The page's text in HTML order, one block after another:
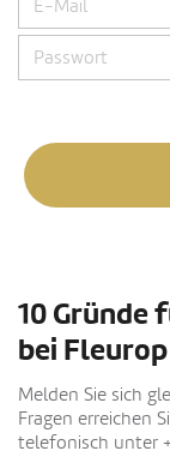
10 Gründe
bei Fleurop
Melden Sie sich
Fragen erreichen
telefonisch unter